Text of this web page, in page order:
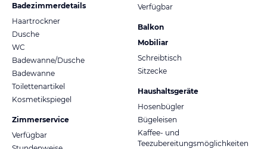
Badezimmerdetails
Haartrockner
Dusche
WC
Badewanne/Dusche
Badewanne
Toilettenartikel
Kosmetikspiegel
Zimmerservice
Verfügbar
Verfügbar
Balkon
Mobiliar
Schreibtisch
Sitzecke
Haushaltsgeräte
Hosenbügler
Bügeleisen
Kaffee- und
Teezubereitungsmöglichkeiten